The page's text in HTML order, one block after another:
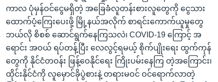
ကာလ ပုံမှန်ဝင်ငွေမရှိတဲ့ အခြေခံလူတန်းစားလူတွေကို ငွေသား
ထောက်ပံ့ကြေးပေးဖို့ မြို့နယ်အလိုက် စာရင်းကောက်ယူမှုတွေ
ဘယ်လို စိစစ် ဆောင်ရွက်နေကြသလဲ၊ COVID-19 ကြောင့် အ
ရောင်း အဝယ် ရပ်တန့်ပြီး လေလွင့်ရမယ့် စိုက်ပျိုးရေး ထွက်ကုန်
တွေကို နိုင်ငံတဝန်း ဖြန့်ဝေနိုင်ရေး ကြိုးပမ်းနေကြ တဲ့အကြောင်း၊
ထိုင်းနိုင်ငံကို လူမှောင်ခိုပွဲစားနဲ့ တရားမဝင် ဝင်ရောက်လာတဲ့